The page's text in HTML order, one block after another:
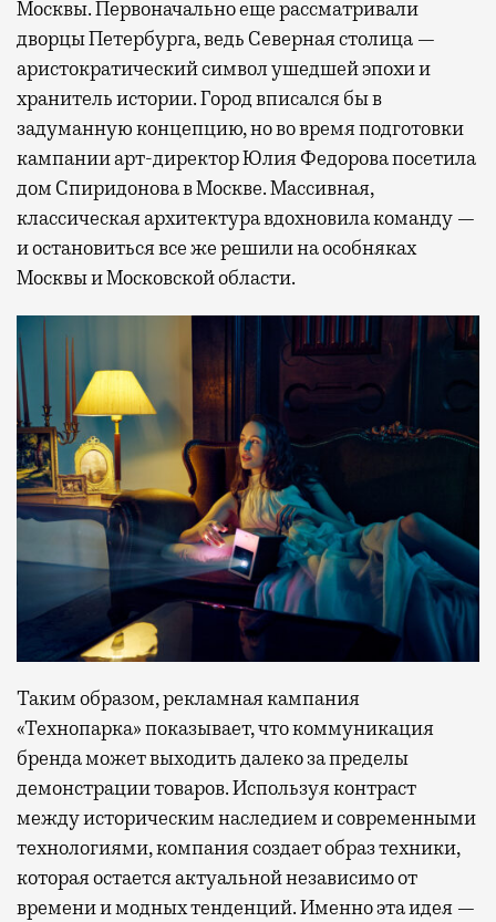
Москвы. Первоначально еще рассматривали
дворцы Петербурга, ведь Северная столица —
аристократический символ ушедшей эпохи и
хранитель истории. Город вписался бы в
задуманную концепцию, но во время подготовки
кампании арт-директор Юлия Федорова посетила
дом Спиридонова в Москве. Массивная,
классическая архитектура вдохновила команду —
и остановиться все же решили на особняках
Москвы и Московской области.
Таким образом, рекламная кампания
«Технопарка» показывает, что коммуникация
бренда может выходить далеко за пределы
демонстрации товаров. Используя контраст
между историческим наследием и современными
технологиями, компания создает образ техники,
которая остается актуальной независимо от
времени и модных тенденций. Именно эта идея —